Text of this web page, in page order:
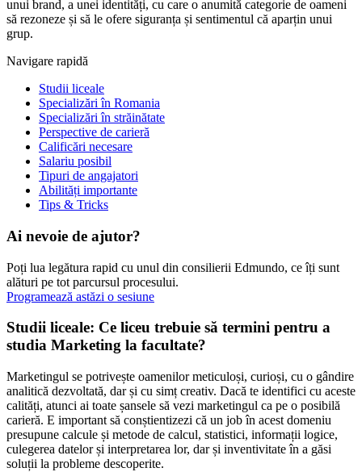
unui brand, a unei identități, cu care o anumită categorie de oameni
să rezoneze și să le ofere siguranța și sentimentul că aparțin unui
grup.
Navigare rapidă
Studii liceale
Specializări în Romania
Specializări în străinătate
Perspective de carieră
Calificări necesare
Salariu posibil
Tipuri de angajatori
Abilități importante
Tips & Tricks
Ai nevoie de ajutor?
Poți lua legătura rapid cu unul din consilierii Edmundo, ce îți sunt
alături pe tot parcursul procesului.
Programează astăzi o sesiune
Studii liceale: Ce liceu trebuie să termini pentru a
studia Marketing la facultate?
Marketingul se potrivește oamenilor meticuloși, curioși, cu o gândire
analitică dezvoltată, dar și cu simț creativ. Dacă te identifici cu aceste
calități, atunci ai toate șansele să vezi marketingul ca pe o posibilă
carieră. E important să conștientizezi că un job în acest domeniu
presupune calcule și metode de calcul, statistici, informații logice,
culegerea datelor și interpretarea lor, dar și inventivitate în a găsi
soluții la probleme descoperite.